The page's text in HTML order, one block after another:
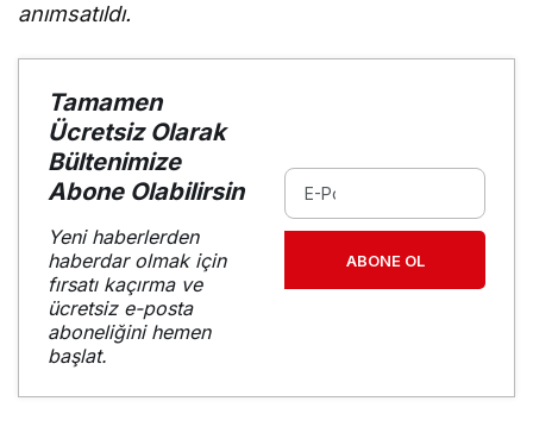
anımsatıldı.
Tamamen
Ücretsiz Olarak
Bültenimize
Abone Olabilirsin
Yeni haberlerden
haberdar olmak için
fırsatı kaçırma ve
ücretsiz e-posta
aboneliğini hemen
başlat.
ABONE OL